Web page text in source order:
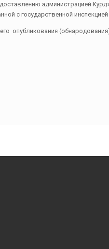
администрацией
с государственной
опубликования